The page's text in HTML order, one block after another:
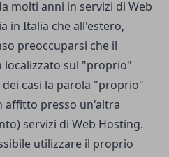
molti anni in servizi di Web
in Italia che all'estero,
preoccuparsi che il
localizzato sul "proprio"
dei casi la parola "proprio"
affitto presso un'altra
servizi di Web Hosting.
utilizzare il proprio